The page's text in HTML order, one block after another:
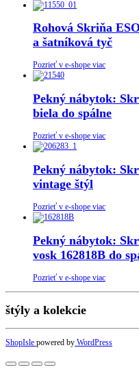
Rohová Skriňa
a šatníková tyč
Pozrieť v e-shope viac
Pekný nábytok:
biela do spálne
Pozrieť v e-shope viac
Pekný nábytok:
vintage štýl
Pozrieť v e-shope viac
Pekný nábytok:
vosk 162818B do
Pozrieť v e-shope viac
štýly a kolekcie
ShopIsle powered by WordPress